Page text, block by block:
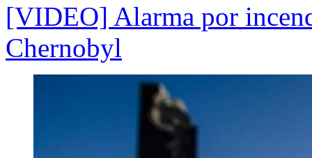
[VIDEO] Alarma por
Chernobyl